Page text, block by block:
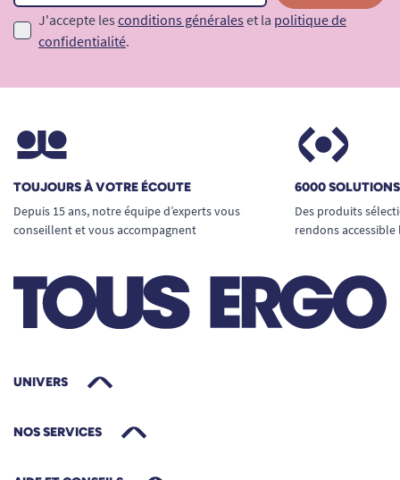
J'accepte les conditions générales et la politique de
confidentialité.
TOUJOURS À VOTRE ÉCOUTE
Depuis 15 ans, notre équipe d’experts vous
conseillent et vous accompagnent
6000
Des produits
rendons
UNIVERS
NOS SERVICES